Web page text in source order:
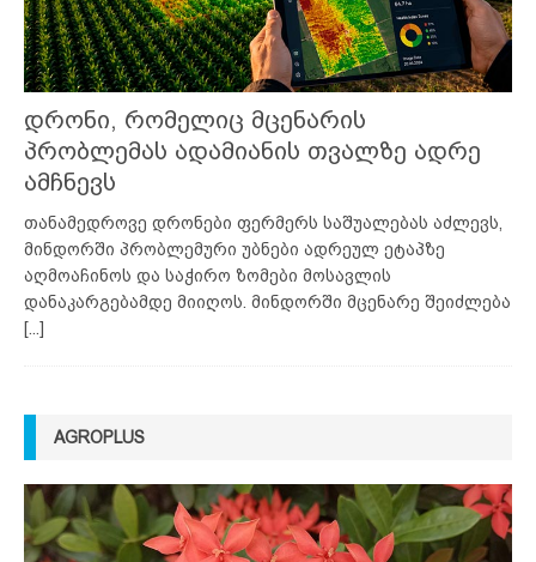
დრონი, რომელიც მცენარის
პრობლემას ადამიანის თვალზე ადრე
ამჩნევს
თანამედროვე დრონები ფერმერს საშუალებას აძლევს,
მინდორში პრობლემური უბნები ადრეულ ეტაპზე
აღმოაჩინოს და საჭირო ზომები მოსავლის
დანაკარგებამდე მიიღოს. მინდორში მცენარე შეიძლება
[...]
AGROPLUS